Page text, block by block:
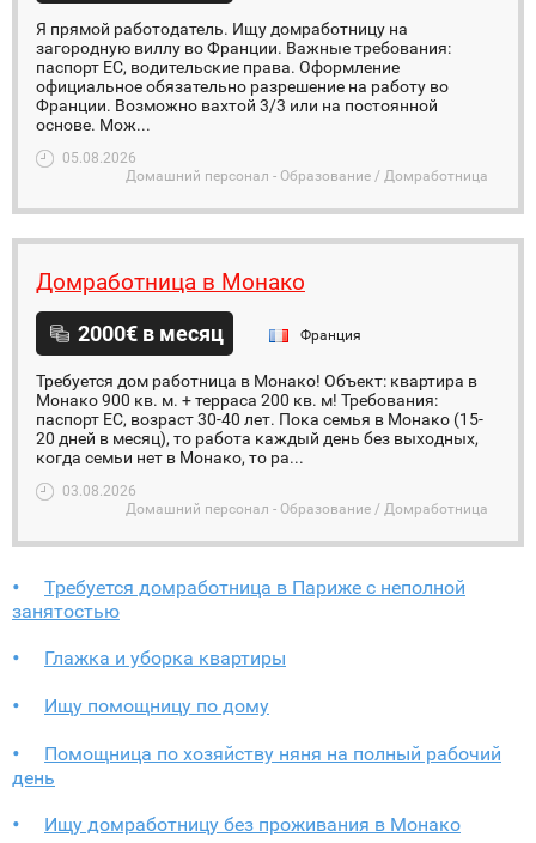
Я прямой работодатель. Ищу домработницу на
загородную виллу во Франции. Важные требования:
паспорт ЕС, водительские права. Оформление
официальное обязательно разрешение на работу во
Франции. Возможно вахтой 3/3 или на постоянной
основе. Мож...
05.08.2026
Домашний персонал - Образование / Домработница
Домработница в Монако
2000€ в месяц Франция
Требуется дом работница в Монако! Объект: квартира в
Монако 900 кв. м. + терраса 200 кв. м! Требования:
паспорт ЕС, возраст 30-40 лет. Пока семья в Монако (15-
20 дней в месяц), то работа каждый день без выходных,
когда семьи нет в Монако, то ра...
03.08.2026
Домашний персонал - Образование / Домработница
Требуется домработница в Париже с неполной
занятостью
Глажка и уборка квартиры
Ищу помощницу по дому
Помощница по хозяйству няня на полный рабочий
день
Ищу домработницу без проживания в Монако